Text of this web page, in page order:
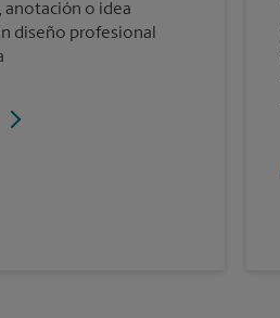
anotación o idea
diseño profesional